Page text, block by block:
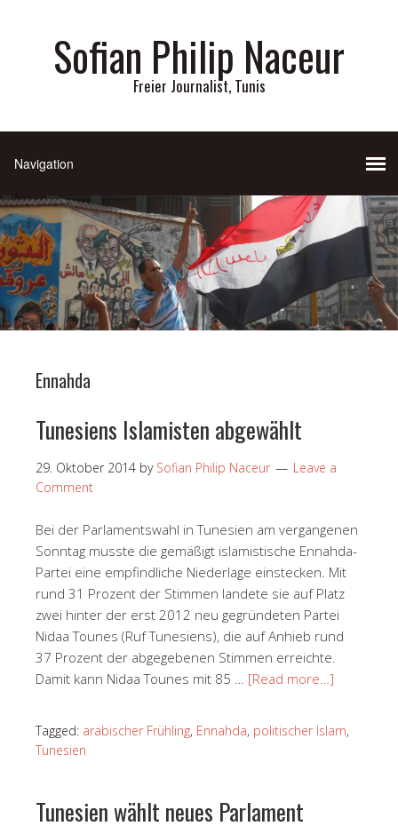
Sofian Philip Naceur
Freier Journalist, Tunis
Ennahda
Tunesiens Islamisten abgewählt
29. Oktober 2014 by Sofian Philip Naceur
Leave a
Comment
Bei der Parlamentswahl in Tunesien am vergangenen
Sonntag musste die gemäßigt islamistische Ennahda-
Partei eine empfindliche Niederlage einstecken. Mit
rund 31 Prozent der Stimmen landete sie auf Platz
zwei hinter der erst 2012 neu gegründeten Partei
Nidaa Tounes (Ruf Tunesiens), die auf Anhieb rund
37 Prozent der abgegebenen Stimmen erreichte.
Damit kann Nidaa Tounes mit 85 … [Read more…]
Tagged: arabischer Frühling, Ennahda, politischer Islam,
Tunesien
Tunesien wählt neues Parlament